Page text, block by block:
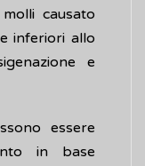
causato
inferiori allo
e
essere
in base